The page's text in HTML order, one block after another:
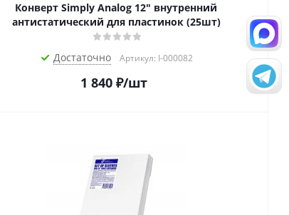
Конверт Simply Analog 12" внутренний
антистатический для пластинок (25шт)
Достаточно Артикул: I-000082
1 840₽/шт